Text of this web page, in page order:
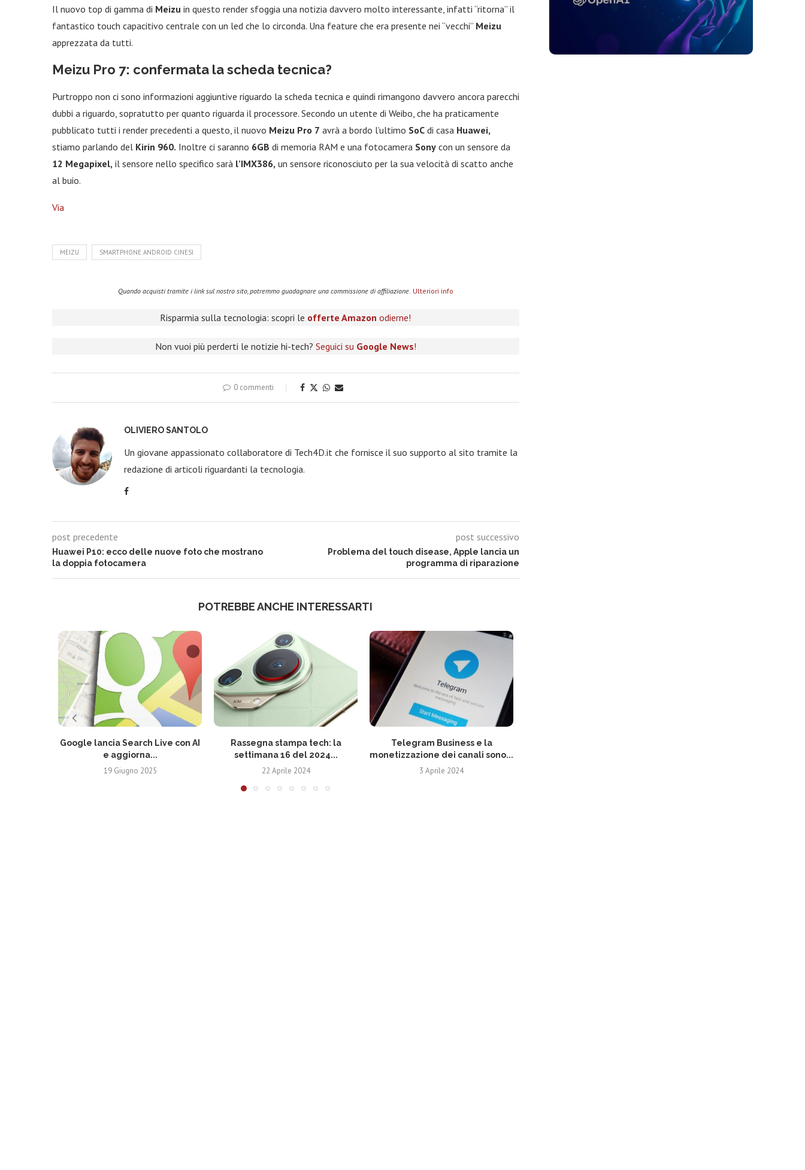
Il nuovo top di gamma di Meizu in questo render sfoggia una notizia davvero molto interessante, infatti “ritorna” il
fantastico touch capacitivo centrale con un led che lo circonda. Una feature che era presente nei “vecchi” Meizu
apprezzata da tutti.
Meizu Pro 7: confermata la scheda tecnica?
Purtroppo non ci sono informazioni aggiuntive riguardo la scheda tecnica e quindi rimangono davvero ancora parecchi
dubbi a riguardo, sopratutto per quanto riguarda il processore. Secondo un utente di Weibo, che ha praticamente
pubblicato tutti i render precedenti a questo, il nuovo Meizu Pro 7 avrà a bordo l’ultimo SoC di casa Huawei,
stiamo parlando del Kirin 960. Inoltre ci saranno 6GB di memoria RAM e una fotocamera Sony con un sensore da
12 Megapixel, il sensore nello specifico sarà l’IMX386, un sensore riconosciuto per la sua velocità di scatto anche
al buio.
Via
MEIZU SMARTPHONE ANDROID CINESI
Quando acquisti tramite i link sul nostro sito, potremmo guadagnare una commissione di affiliazione. Ulteriori info
Risparmia sulla tecnologia: scopri le offerte Amazon odierne!
Non vuoi più perderti le notizie hi-tech? Seguici su Google News!
0 commenti
OLIVIERO SANTOLO
Un giovane appassionato collaboratore di Tech4D.it che fornisce il suo supporto al sito tramite la
redazione di articoli riguardanti la tecnologia.
post precedente
Huawei P10: ecco delle nuove foto che mostrano
la doppia fotocamera
post successivo
Problema del touch disease, Apple lancia un
programma di riparazione
POTREBBE ANCHE INTERESSARTI
Google lancia Search Live con AI
e aggiorna...
19 Giugno 2025
Rassegna stampa tech: la
settimana 16 del 2024...
22 Aprile 2024
Telegram Business e la
monetizzazione dei canali sono...
3 Aprile 2024